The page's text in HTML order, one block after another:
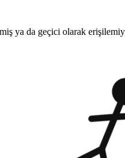
ya da geçici olarak